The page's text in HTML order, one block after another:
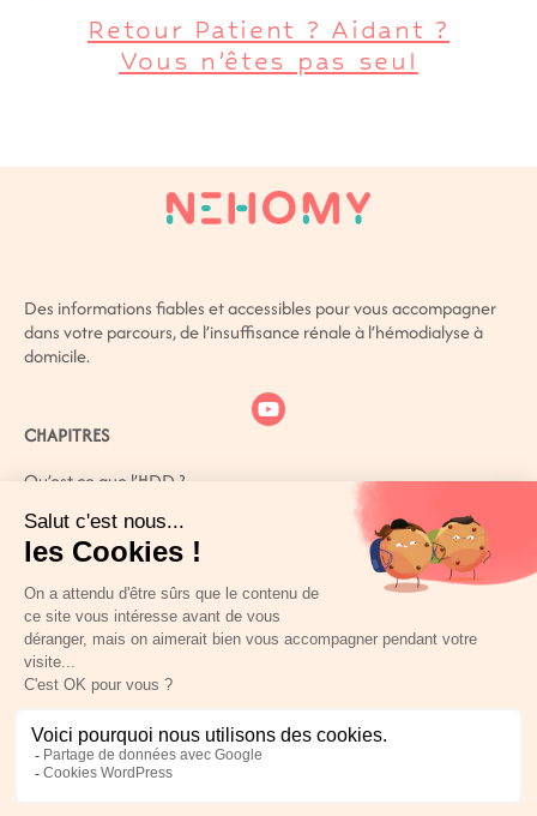
Retour Patient ? Aidant ?
Vous n’êtes pas seul
Des informations fiables et accessibles pour vous accompagner
dans votre parcours, de l’insuffisance rénale à l’hémodialyse à
domicile.
CHAPITRES
Qu’est ce que l’HDD ?
Comment mieux vivre avec son IRC ?
Patient(e) ? Aidant(e)? Vous n’êtes pas seul(e)
ESPACE PERSONNEL
LIENS UTILES
Mentions légales
Politique de confidentialité
Politique de gestion des cookies
Conditions générales d’utilisation
Plan du site